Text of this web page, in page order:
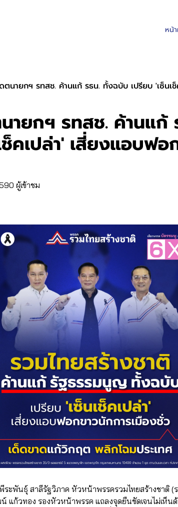
หน้
ตนายกฯ รทสช. ค้านแก้ รธน. ทั้งฉบับ เปรียบ 'เซ็นเ
ายกฯ รทสช. ค้านแก้
ช็คเปล่า' เสี่ยงแอบฟอ
ผู้เข้าชม
ะพันธุ์ สาลีรัฐวิภาค หัวหน้าพรรครวมไทยสร้างชาติ (
แก้วทอง รองหัวหน้าพรรค แถลงจุดยืนชัดเจนไม่เห็น